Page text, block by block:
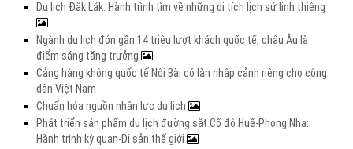
Du lịch Đắk Lắk: Hành trình tìm về những di tích lịch sử linh thiêng
Ngành du lịch đón gần 14 triệu lượt khách quốc tế, châu Âu là
điểm sáng tăng trưởng
Cảng hàng không quốc tế Nội Bài có làn nhập cảnh riêng cho công
dân Việt Nam
Chuẩn hóa nguồn nhân lực du lịch
Phát triển sản phẩm du lịch đường sắt Cố đô Huế-Phong Nha:
Hành trình kỳ quan-Di sản thế giới